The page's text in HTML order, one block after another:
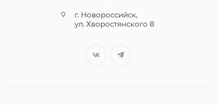
г. Новороссийск,
ул. Хворостянского 8